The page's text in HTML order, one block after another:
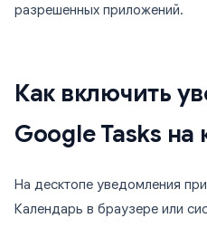
разрешенных приложений.
Как включить
Google Tasks
На десктопе уведомления
Календарь в браузере или